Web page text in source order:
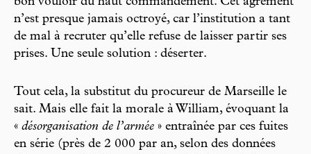
n’est presque jamais octroyé, car l’institution a tant
de mal à recruter qu’elle refuse de laisser partir ses
prises. Une seule solution : déserter.
Tout cela, la substitut du procureur de Marseille le
sait. Mais elle fait la morale à William, évoquant la
« désorganisation de l’armée » entraînée par ces fuites
en série (près de 2 000 par an, selon des données